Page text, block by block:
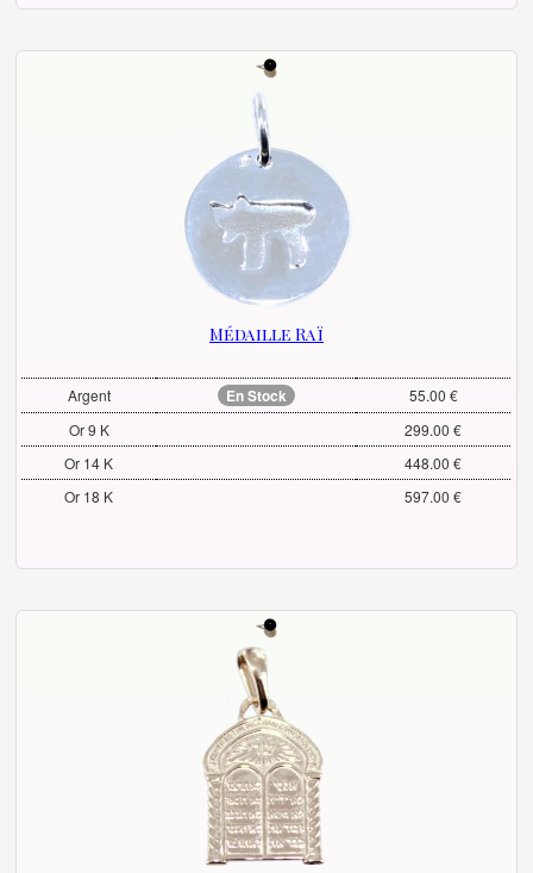
Médaille Raï
Argent En Stock
55.00 €
Or 9 K
299.00 €
Or 14 K
448.00 €
Or 18 K
597.00 €